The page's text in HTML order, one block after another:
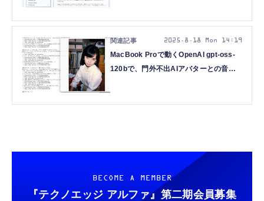
MacBook Proで動くOpenAI gpt-oss-
120bで、門外不出AIアバターとの音声
2025.8.18 Mon 14:19
BECOME A MEMBER
『テクノエッジ アルファ』 第二期会員募集